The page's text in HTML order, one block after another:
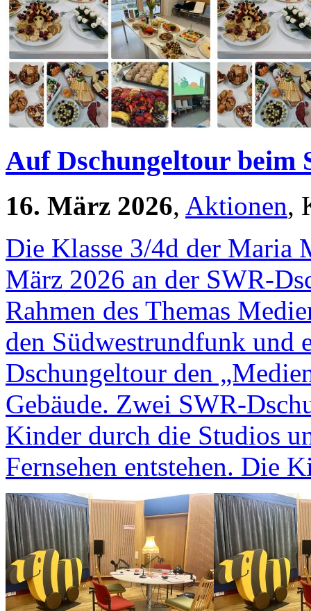
Auf Dschungeltour beim
16. März 2026, Aktionen,
Die Klasse 3/4d der Maria
März 2026 an der SWR-
Rahmen des Themas
den Südwestrundfunk und
Dschungeltour den
Gebäude. Zwei SWR-
Kinder durch die Studios
Fernsehen entstehen. Die